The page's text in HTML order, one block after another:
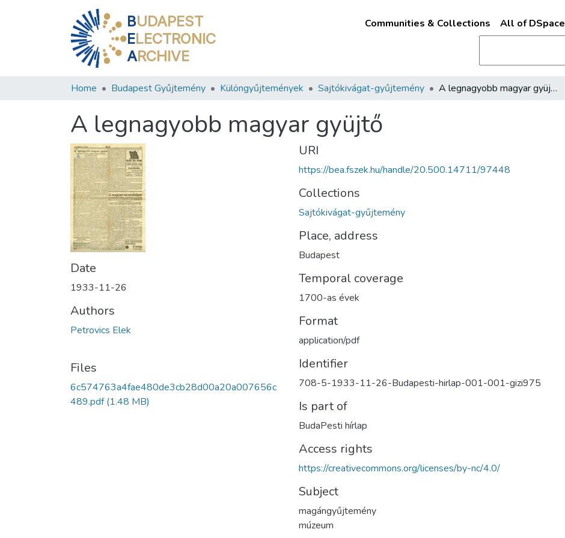
BUDAPEST
ELECTRONIC
ARCHIVE
Communities & Collections All of DSpace
Home Budapest Gyűjtemény Különgyűjtemények Sajtókivágat-gyűjtemény A legnagyobb magyar gyüjtő
A legnagyobb magyar gyüjtő
Date
1933-11-26
Authors
Petrovics Elek
Files
6c574763a4fae480de3cb28d00a20a007656c
489.pdf(1.48 MB)
URI
https://bea.fszek.hu/handle/20.500.14711/97448
Collections
Sajtókivágat-gyűjtemény
Place, address
Budapest
Temporal coverage
1700-as évek
Format
application/pdf
Identifier
708-5-1933-11-26-Budapesti-hirlap-001-001-gizi975
Is part of
BudaPesti hírlap
Access rights
https://creativecommons.org/licenses/by-nc/4.0/
Subject
magángyűjtemény
múzeum